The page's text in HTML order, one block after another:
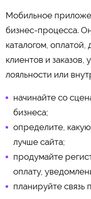
Мобильное
бизнес-процесса.
каталогом, оплатой,
клиентов и
лояльности или
начинайте со
бизнеса;
определите,
лучше сайта;
продумайте
оплату,
планируйте связь